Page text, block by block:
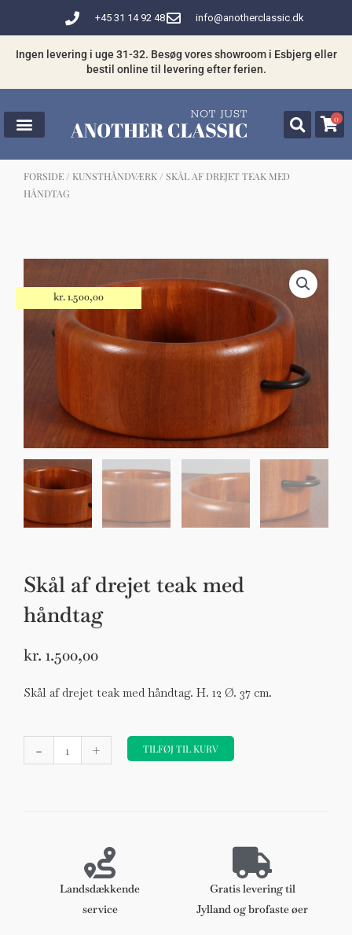
indholdet
+45 31 14 92 48 info@anotherclassic.dk
Ingen levering i uge 31-32. Besøg vores showroom i Esbjerg eller
bestil online til levering efter ferien.
0
FORSIDE / KUNSTHÅNDVÆRK / SKÅL AF DREJET TEAK MED
HÅNDTAG
have din interesse?
DKK 100,00
kr.1.500,00
Skål af drejet teak med
håndtag
kr. 1.500,00
Skål af drejet teak med håndtag. H. 12 Ø. 37 cm.
-
drejet
+ TILFØJ TIL KURV
Landsdækkende
service
Gratis levering til
Jylland og brofaste øer